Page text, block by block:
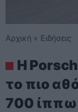
Αρχική » Ειδήσεις
H
το πιο
700